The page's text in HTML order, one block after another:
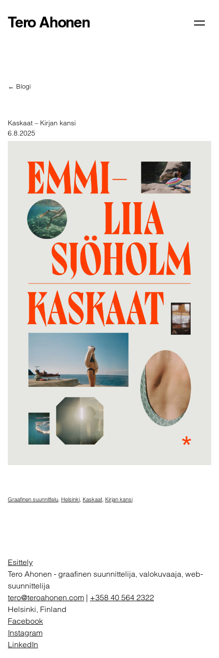
Tero Ahonen
← Blogi
Kaskaat – Kirjan kansi
6.8.2025
Graafinen suunnittelu, Helsinki, Kaskaat, Kirjan kansi
Esittely
Tero Ahonen - graafinen suunnittelija, valokuvaaja, web-
suunnittelija
tero@teroahonen.com | +358 40 564 2322
Helsinki, Finland
Facebook
Instagram
LinkedIn